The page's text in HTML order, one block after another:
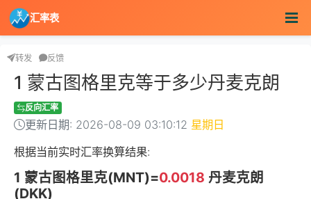
汇率表
转发 反馈
1 蒙古图格里克等于多少丹麦克朗
反向汇率
更新日期: 2026-08-09 03:10:12 星期日
根据当前实时汇率换算结果:
1 蒙古图格里克(MNT)=0.0018 丹麦克朗
(DKK)